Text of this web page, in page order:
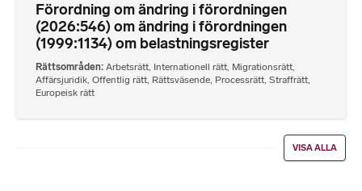
Förordning om ändring i förordningen
(2026:546) om ändring i förordningen
(1999:1134) om belastningsregister
Rättsområden Arbetsrätt, Internationell rätt, Migrationsrätt,
Affärsjuridik, Offentlig rätt, Rättsväsende, Processrätt, Straffrätt,
Europeisk rätt
VISA ALLA